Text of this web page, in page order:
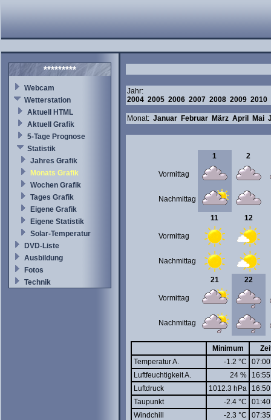
*********
Webcam
Wetterstation
Aktuell HTML
Aktuell Grafik
5-Tage Prognose
Statistik
Jahres Grafik
Monats Grafik
Wochen Grafik
Tages Grafik
Eigene Grafik
Eigene Statistik
Solar-Temperatur
DVD-Liste
Ausbildung
Fotos
Technik
Jahr:
2004 2005 2006 2007 2008 2009 2010
Monat: Januar Februar März April Mai
1 2
Vormittag
Nachmittag
11 12
Vormittag
Nachmittag
21 22
Vormittag
Nachmittag
Minimum
Temperatur A.
-1.2 °C
Luftfeuchtigkeit A.
24 %
Luftdruck
1012.3 hPa
Taupunkt
-2.4 °C
Windchill
-2.3 °C